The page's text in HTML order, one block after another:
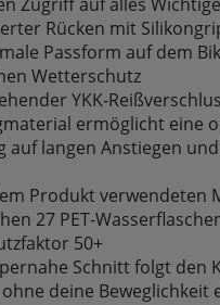
Rücken mit
Passform auf dem
Wetterschutz
YKK-
ermöglicht eine
auf langen Anstiegen
Produkt verwendeten
27 PET-
50+
Schnitt folgt den
deine Beweglichkeit